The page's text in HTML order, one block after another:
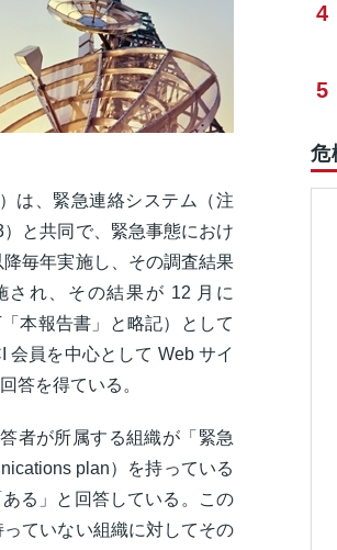
は、緊急連絡システム（注
と共同で、緊急事態におけ
毎年実施し、その調査結果
れ、その結果が 12 月に
本報告書」と略記）として
会員を中心として Web サイ
答を得ている。
者が所属する組織が「緊急
plan）を持っている
る」と回答している。この
ていない組織に対してその
4
5
危